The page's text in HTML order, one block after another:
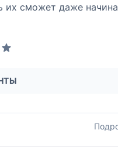
их сможет даже